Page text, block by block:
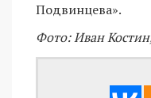
Подвинцева».
Фото: Иван